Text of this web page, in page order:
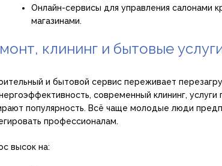
Онлайн-сервисы для управления салонами
магазинами.
клининг и бытовые
и бытовой сервис переживает
современный клининг,
популярность. Всё чаще молодые люди
профессионалам.
высок на: